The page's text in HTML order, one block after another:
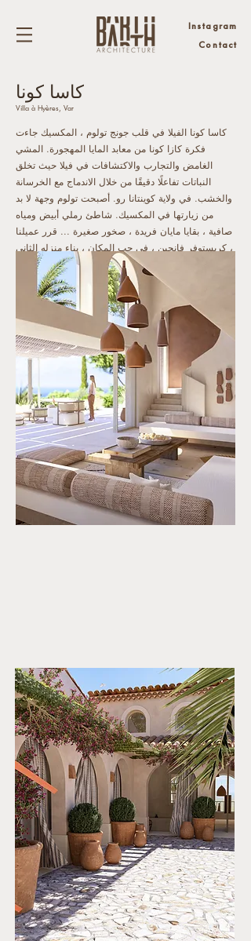
Instagram
Contact
كاسا كونا
Villa à Hyères, Var
كاسا كونا الفيلا في قلب جونج تولوم ، المكسيك جاءت
فكرة كازا كونا من معابد المايا المهجورة. المشي
الغامض والتجارب والاكتشافات في فيلا حيث تخلق
النباتات تفاعلًا دقيقًا من خلال الاندماج مع الخرسانة
والخشب. في ولاية كوينتانا رو. أصبحت تولوم وجهة لا بد
من زيارتها في المكسيك. شاطئ رملي أبيض ومياه
صافية ، بقايا مايان فريدة ، صخور صغيرة ... قرر عميلنا
، كريستوفر فانجين ، في حب المكان ، بناء منزله الثاني
هناك.